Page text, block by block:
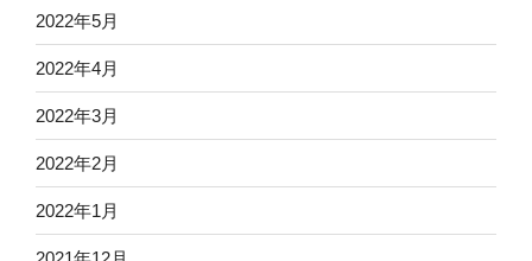
2022年5月
2022年4月
2022年3月
2022年2月
2022年1月